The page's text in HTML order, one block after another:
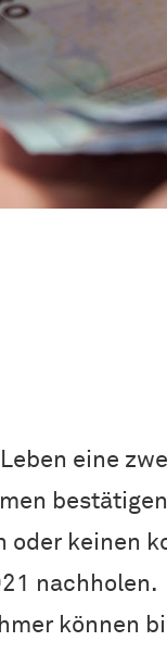
eine
keinen
nachholen.
können